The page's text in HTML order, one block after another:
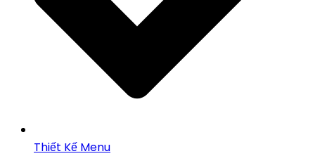
Thiết Kế Menu